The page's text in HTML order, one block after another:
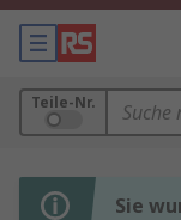
Teile-Nr.
Sie